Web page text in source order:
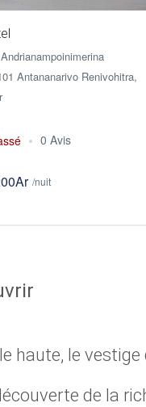
Antananarivo Renivohitra,
0 Avis
/nuit
haute, le vestige
de la